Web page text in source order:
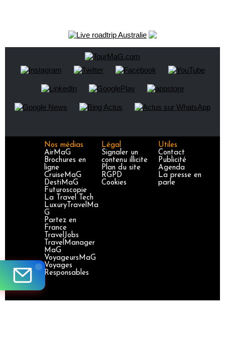
Nos médias
AirMaG
Brochures en
ligne
CruiseMaG
DestiMaG
Futuroscopie
La Travel Tech
LuxuryTravelMa
G
Partez en
France
TravelJobs
TravelManager
MaG
VoyageursMaG
Voyages
Responsables
Légal
Signaler un
contenu illicite
Plan du site
RGPD
Cookies
Utiles
Contact
Publicité
Agenda
La presse en
parle